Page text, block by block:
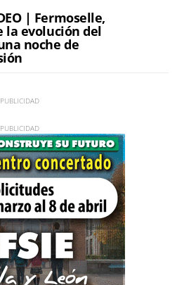
| Fermoselle,
la evolución del
noche de